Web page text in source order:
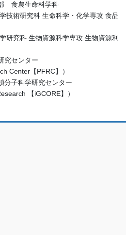
食農生命科学科
技術研究科 生命科学・化学専攻 食品
研究科 生物資源科学専攻 生物資源利
究センター
Center【PFRC】）
分子科学研究センター
【iGCORE】）